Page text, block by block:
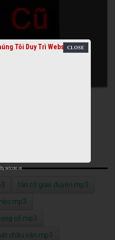
tân cổ giao duyên mp3
mp3
cổ mp3
chầu văn mp3
Tôi Duy Trì Website
bynetcore.vn